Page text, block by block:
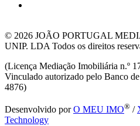
© 2026 JOÃO PORTUGAL
UNIP. LDA Todos os direitos
(Licença Mediação Imobiliária n.º
Vinculado autorizado pelo Banco
4876)
Desenvolvido porO MEU IMO® /
Technology